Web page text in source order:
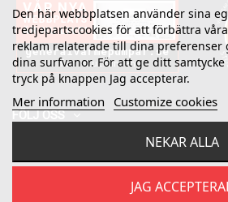
Den här webbplatsen använder sina
tredjepartscookies för att förbättra
reklam relaterade till dina preferenser
dina surfvanor. För att ge ditt
tryck på knappen Jag accepterar.
Mer information Customize cookies
NEKAR ALLA
JAG
FÖLJ OSS
Refrico AB. All rights